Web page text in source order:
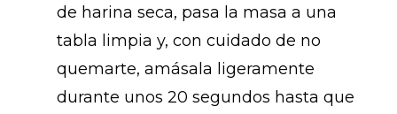
de harina seca, pasa la masa a una
tabla limpia y, con cuidado de no
quemarte, amásala ligeramente
durante unos 20 segundos hasta que